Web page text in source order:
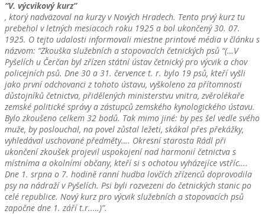
“V. výcvikový kurz”
, ktorý nadväzoval na kurzy v Nových Hradech. Tento prvý kurz tu
prebehol v letných mesiacoch roku 1925 a bol ukončený 30. 07.
1925. O tejto udalosti informovali miestne printové média v článku s
názvom: “Zkouška služebních a stopovacích četnických psů “(…V
Pyšelích u Čerčan byl zřízen státní ústav četnický pro výcvik a chov
policejních psů. Dne 30 a 31. července t. r. bylo 19 psů, kteří vyšli
jako první odchovanci z tohoto ústavu, vyškoleno za přítomnosti
důstojníků četnictva, přidělených ministerstvu vnitra, zvěrolékaře
zemské politické správy a zástupců zemského kynologického ústavu.
Bylo zkoušeno celkem 32 bodů. Tak mimo jiné: by pes šel vedle svého
muže, by poslouchal, na povel zůstal ležeti, skákal přes překážky,
vyhledával uschované předměty…. Okresní starosta Rádl při
ukončení zkoušek projevil uspokojení nad harmonií četnictva s
místníma a okolními občany, kteří si s ochotou vyházejíce vstříc….
Dne 1. srpna o 7. hodině ranní hudba lovčích zřízenců doprovodila
psy na nádraží v Pyšelích. Psi byli rozvezeni do četnických stanic po
celé republice. Nový kurz pro výcvik služebních a stopovacích psů
započne dne 1. září t.r..…)”.